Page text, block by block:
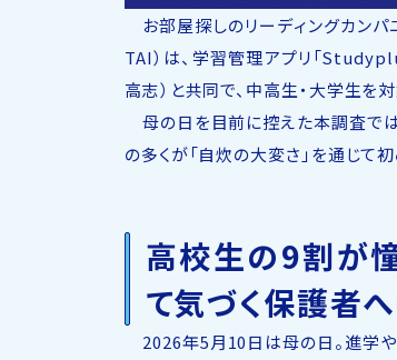
お部屋探しのリーディングカン
TAI）は、学習管理アプリ「
高志）と共同で、中高生・大学生を
母の日を目前に控えた本調査で
の多くが「自炊の大変さ」を通じて
高校生の9割が
て気づく保護者へ
2026年5月10日は母の日。進学